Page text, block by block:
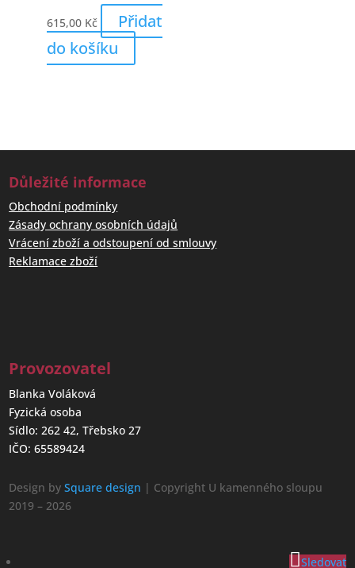
615,00 Kč
Přidat
do košíku
Důležité informace
Obchodní podmínky
Zásady ochrany osobních údajů
Vrácení zboží a odstoupení od smlouvy
Reklamace zboží
Provozovatel
Blanka Voláková
Fyzická osoba
Sídlo: 262 42, Třebsko 27
IČO: 65589424
Design bySquare design | Copyright U kamenného sloupu
2019 – 2026
Sledovat